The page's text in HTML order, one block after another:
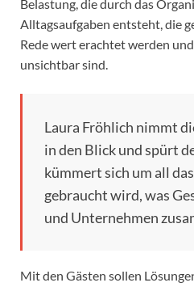
Belastung, die durch das
Alltagsaufgaben entsteht, die
Rede wert erachtet werden
unsichtbar sind.
Laura Fröhlich nimmt
in den Blick und spürt
kümmert sich um all
gebraucht wird, was
und Unternehmen
Mit den Gästen sollen